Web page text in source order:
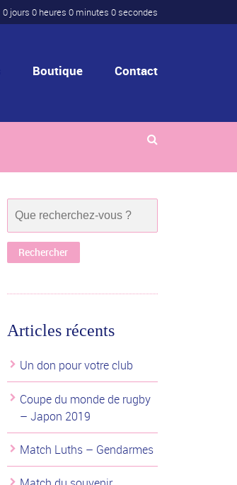
0 jours 0 heures 0 minutes 0 secondes
Boutique Contact
Articles récents
Un don pour votre club
Coupe du monde de rugby
– Japon 2019
Match Luths – Gendarmes